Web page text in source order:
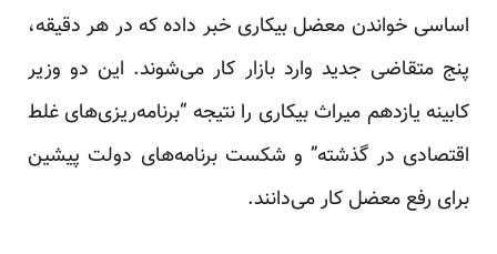
اساسی خواندن معضل بیکاری خبر داده که در هر دقیقه،
پنج متقاضی جدید وارد بازار کار می‌شوند. این دو وزیر
کابینه یازدهم میراث بیکاری را نتیجه “برنامه‌ریزی‌های غلط
اقتصادی در گذشته” و شکست برنامه‌های دولت پیشین
برای رفع معضل کار می‌دانند.